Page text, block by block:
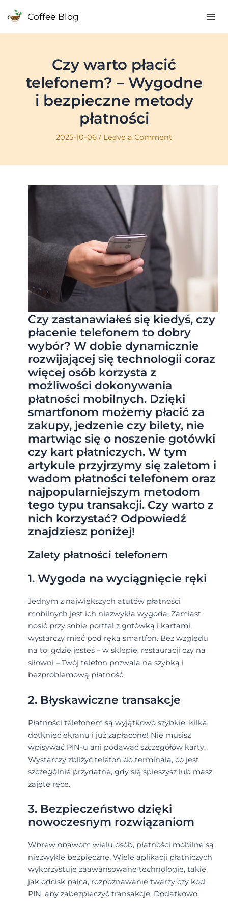
Coffee Blog
Czy warto płacić
telefonem? – Wygodne
i bezpieczne metody
płatności
2025-10-06 / Leave a Comment
Czy zastanawiałeś się kiedyś, czy
płacenie telefonem to dobry
wybór? W dobie dynamicznie
rozwijającej się technologii coraz
więcej osób korzysta z
możliwości dokonywania
płatności mobilnych. Dzięki
smartfonom możemy płacić za
zakupy, jedzenie czy bilety, nie
martwiąc się o noszenie gotówki
czy kart płatniczych. W tym
artykule przyjrzymy się zaletom i
wadom płatności telefonem oraz
najpopularniejszym metodom
tego typu transakcji. Czy warto z
nich korzystać? Odpowiedź
znajdziesz poniżej!
Zalety płatności telefonem
1. Wygoda na wyciągnięcie ręki
Jednym z największych atutów płatności
mobilnych jest ich niezwykła wygoda. Zamiast
nosić przy sobie portfel z gotówką i kartami,
wystarczy mieć pod ręką smartfon. Bez względu
na to, gdzie jesteś – w sklepie, restauracji czy na
siłowni – Twój telefon pozwala na szybką i
bezproblemową płatność.
2. Błyskawiczne transakcje
Płatności telefonem są wyjątkowo szybkie. Kilka
dotknięć ekranu i już zapłacone! Nie musisz
wpisywać PIN-u ani podawać szczegółów karty.
Wystarczy zbliżyć telefon do terminala, co jest
szczególnie przydatne, gdy się spieszysz lub masz
zajęte ręce.
3. Bezpieczeństwo dzięki
nowoczesnym rozwiązaniom
Wbrew obawom wielu osób, płatności mobilne są
niezwykle bezpieczne. Wiele aplikacji płatniczych
wykorzystuje zaawansowane technologie, takie
jak odcisk palca, rozpoznawanie twarzy czy kod
PIN, aby zabezpieczyć transakcje. Dodatkowo,